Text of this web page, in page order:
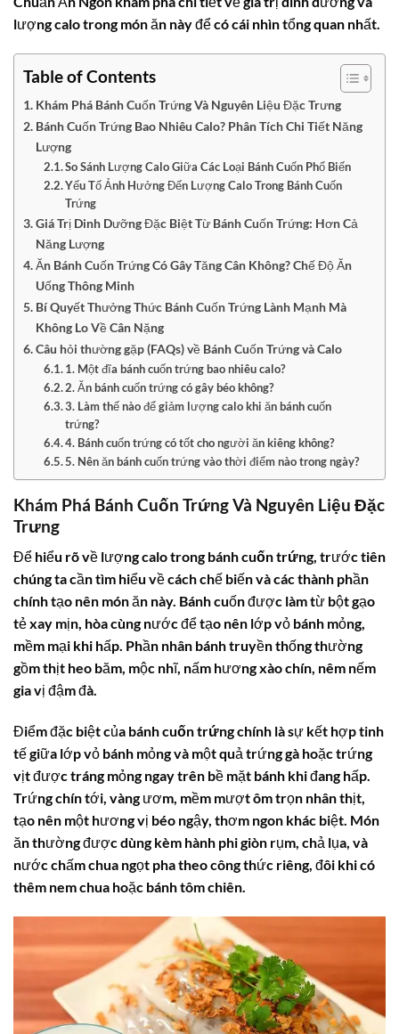
lượng calo trong món ăn này để có cái nhìn tổng quan nhất.
Table of Contents
Khám Phá Bánh Cuốn Trứng Và Nguyên Liệu Đặc Trưng
Bánh Cuốn Trứng Bao Nhiêu Calo? Phân Tích Chi Tiết Năng
Lượng
So Sánh Lượng Calo Giữa Các Loại Bánh Cuốn Phổ Biến
Yếu Tố Ảnh Hưởng Đến Lượng Calo Trong Bánh Cuốn
Trứng
Giá Trị Dinh Dưỡng Đặc Biệt Từ Bánh Cuốn Trứng: Hơn Cả
Năng Lượng
Ăn Bánh Cuốn Trứng Có Gây Tăng Cân Không? Chế Độ Ăn
Uống Thông Minh
Bí Quyết Thưởng Thức Bánh Cuốn Trứng Lành Mạnh Mà
Không Lo Về Cân Nặng
Câu hỏi thường gặp (FAQs) về Bánh Cuốn Trứng và Calo
1. Một đĩa bánh cuốn trứng bao nhiêu calo?
2. Ăn bánh cuốn trứng có gây béo không?
3. Làm thế nào để giảm lượng calo khi ăn bánh cuốn
trứng?
4. Bánh cuốn trứng có tốt cho người ăn kiêng không?
5. Nên ăn bánh cuốn trứng vào thời điểm nào trong ngày?
Khám Phá Bánh Cuốn Trứng Và Nguyên Liệu Đặc
Trưng
Để hiểu rõ về lượng calo trongbánh cuốn trứng, trước tiên
chúng ta cần tìm hiểu về cách chế biến và các thành phần
chính tạo nên món ăn này. Bánh cuốn được làm từ bột gạo
tẻ xay mịn, hòa cùng nước để tạo nên lớp vỏ bánh mỏng,
mềm mại khi hấp. Phần nhân bánh truyền thống thường
gồm thịt heo băm, mộc nhĩ, nấm hương xào chín, nêm nếm
gia vị đậm đà.
Điểm đặc biệt của bánh cuốn trứngchính là sự kết hợp tinh
tế giữa lớp vỏ bánh mỏng và một quả trứng gà hoặc trứng
vịt được tráng mỏng ngay trên bề mặt bánh khi đang hấp.
Trứng chín tới, vàng ươm, mềm mượt ôm trọn nhân thịt,
tạo nên một hương vị béo ngậy, thơm ngon khác biệt. Món
ăn thường được dùng kèm hành phi giòn rụm, chả lụa, và
nước chấm chua ngọt pha theo công thức riêng, đôi khi có
thêm nem chua hoặc bánh tôm chiên.